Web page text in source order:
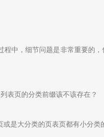
程中，细节问题是非常重要的
表页的分类前缀该不该存在？
或是大分类的页表页都有小分